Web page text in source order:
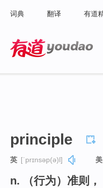
词典 翻译 有道
principle
英 [ˈprɪnsəp(ə)l] 美
n. （行为）准则